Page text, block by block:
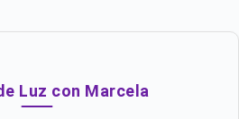
Luz con Marcela